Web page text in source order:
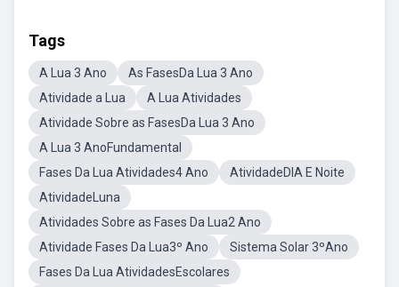
Tags
A Lua 3 Ano
As FasesDa Lua 3 Ano
Atividade a Lua
A Lua Atividades
Atividade Sobre as FasesDa Lua 3 Ano
A Lua 3 AnoFundamental
Fases Da Lua Atividades4 Ano
AtividadeDIA E Noite
AtividadeLuna
Atividades Sobre as Fases Da Lua2 Ano
Atividade Fases Da Lua3º Ano
Sistema Solar 3ºAno
Fases Da Lua AtividadesEscolares